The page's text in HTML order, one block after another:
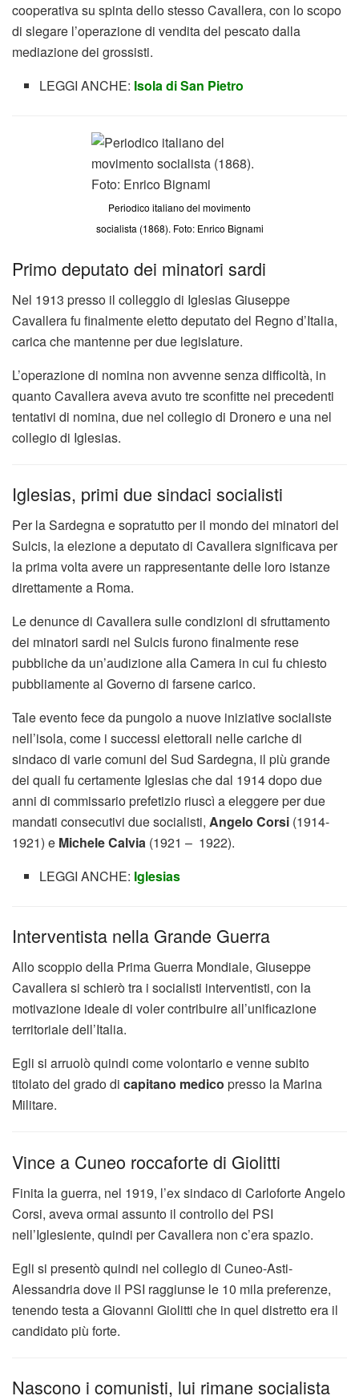
cooperativa su spinta dello stesso Cavallera, con lo scopo
di slegare l’operazione di vendita del pescato dalla
mediazione dei grossisti.
LEGGI ANCHE: Isola di San Pietro
Periodico italiano del movimento
socialista (1868). Foto: Enrico Bignami
Primo deputato dei minatori sardi
Nel 1913 presso il colleggio di Iglesias Giuseppe
Cavallera fu finalmente eletto deputato del Regno d’Italia,
carica che mantenne per due legislature.
L’operazione di nomina non avvenne senza difficoltà, in
quanto Cavallera aveva avuto tre sconfitte nei precedenti
tentativi di nomina, due nel collegio di Dronero e una nel
collegio di Iglesias.
Iglesias, primi due sindaci socialisti
Per la Sardegna e sopratutto per il mondo dei minatori del
Sulcis, la elezione a deputato di Cavallera significava per
la prima volta avere un rappresentante delle loro istanze
direttamente a Roma.
Le denunce di Cavallera sulle condizioni di sfruttamento
dei minatori sardi nel Sulcis furono finalmente rese
pubbliche da un’audizione alla Camera in cui fu chiesto
pubbliamente al Governo di farsene carico.
Tale evento fece da pungolo a nuove iniziative socialiste
nell’isola, come i successi elettorali nelle cariche di
sindaco di varie comuni del Sud Sardegna, il più grande
dei quali fu certamente Iglesias che dal 1914 dopo due
anni di commissario prefetizio riuscì a eleggere per due
mandati consecutivi due socialisti, Angelo Corsi (1914-
1921) e Michele Calvia (1921 – 1922).
LEGGI ANCHE: Iglesias
Interventista nella Grande Guerra
Allo scoppio della Prima Guerra Mondiale, Giuseppe
Cavallera si schierò tra i socialisti interventisti, con la
motivazione ideale di voler contribuire all’unificazione
territoriale dell’Italia.
Egli si arruolò quindi come volontario e venne subito
titolato del grado di capitano medico presso la Marina
Militare.
Vince a Cuneo roccaforte di Giolitti
Finita la guerra, nel 1919, l’ex sindaco di Carloforte Angelo
Corsi, aveva ormai assunto il controllo del PSI
nell’Iglesiente, quindi per Cavallera non c’era spazio.
Egli si presentò quindi nel collegio di Cuneo-Asti-
Alessandria dove il PSI raggiunse le 10 mila preferenze,
tenendo testa a Giovanni Giolitti che in quel distretto era il
candidato più forte.
Nascono i comunisti, lui rimane socialista